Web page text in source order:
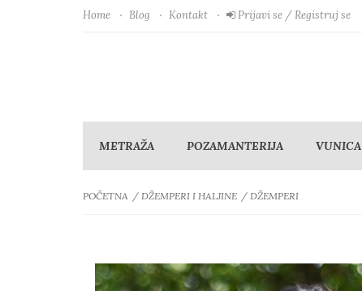
Home Blog Kontakt Prijavi se / Registruj se
METRAŽA POZAMANTERIJA VUNICA
POČETNA DŽEMPERI I HALJINE DŽEMPERI